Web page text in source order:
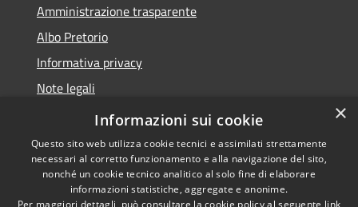
Amministrazione trasparente
Albo Pretorio
Informativa privacy
Note legali
Dichiarazione di accessibilità
Copyright © 2026 • Città di
×
Informazioni sui cookie
Questo sito web utilizza cookie tecnici e assimilati strettamente
necessari al corretto funzionamento e alla navigazione del sito,
nonché un cookie tecnico analitico al solo fine di elaborare
informazioni statistiche, aggregate e anonime.
Per maggiori dettagli, può consultare la cookie policy al seguente link